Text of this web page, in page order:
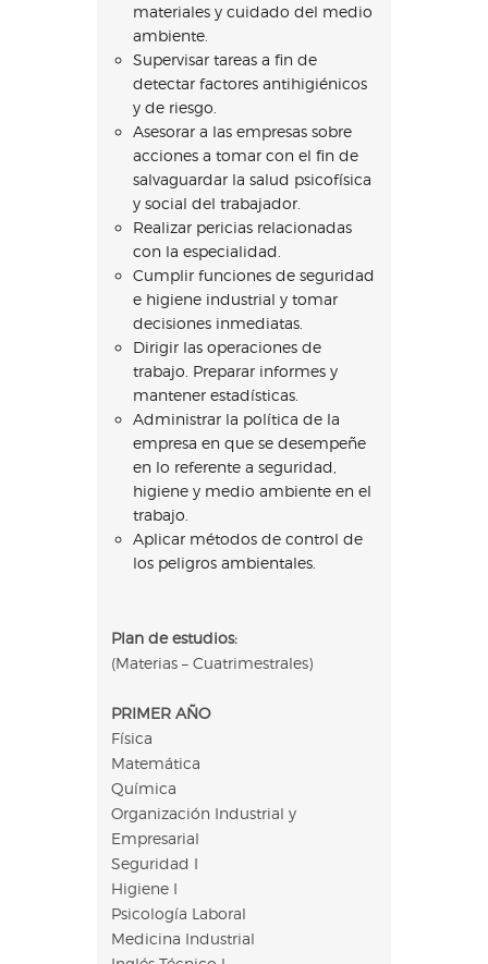
materiales y cuidado del medio
ambiente.
Supervisar tareas a fin de
detectar factores antihigiénicos
y de riesgo.
Asesorar a las empresas sobre
acciones a tomar con el fin de
salvaguardar la salud psicofísica
y social del trabajador.
Realizar pericias relacionadas
con la especialidad.
Cumplir funciones de seguridad
e higiene industrial y tomar
decisiones inmediatas.
Dirigir las operaciones de
trabajo. Preparar informes y
mantener estadísticas.
Administrar la política de la
empresa en que se desempeñe
en lo referente a seguridad,
higiene y medio ambiente en el
trabajo.
Aplicar métodos de control de
los peligros ambientales.
Plan de estudios:
(Materias – Cuatrimestrales)
PRIMER AÑO
Física
Matemática
Química
Organización Industrial y
Empresarial
Seguridad I
Higiene I
Psicología Laboral
Medicina Industrial